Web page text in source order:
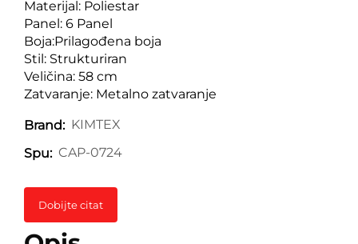
Materijal: Poliestar
Panel: 6 Panel
Boja:Prilagođena boja
Stil: Strukturiran
Veličina: 58 cm
Zatvaranje: Metalno zatvaranje
Brand: KIMTEX
Spu: CAP-0724
Dobijte citat